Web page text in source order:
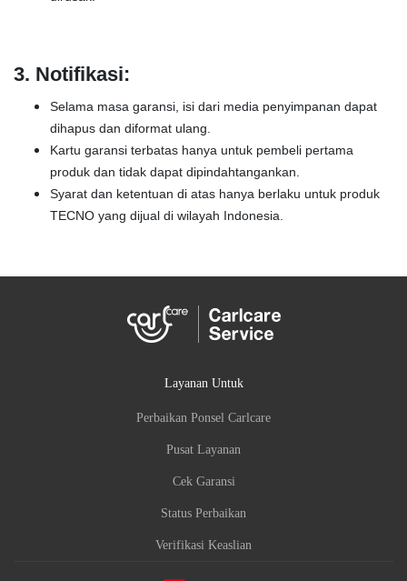
3. Notifikasi:
Selama masa garansi, isi dari media penyimpanan dapat
dihapus dan diformat ulang.
Kartu garansi terbatas hanya untuk pembeli pertama
produk dan tidak dapat dipindahtangankan.
Syarat dan ketentuan di atas hanya berlaku untuk produk
TECNO yang dijual di wilayah Indonesia.
Layanan Untuk
Perbaikan Ponsel Carlcare
Pusat Layanan
Cek Garansi
Status Perbaikan
Verifikasi Keaslian